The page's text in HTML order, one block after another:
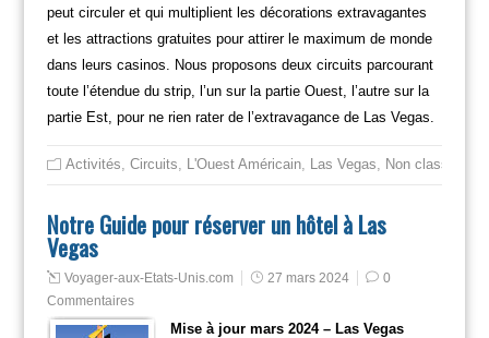
peut circuler et qui multiplient les décorations extravagantes
et les attractions gratuites pour attirer le maximum de monde
dans leurs casinos. Nous proposons deux circuits parcourant
toute l’étendue du strip, l’un sur la partie Ouest, l’autre sur la
partie Est, pour ne rien rater de l’extravagance de Las Vegas.
Activités Circuits L'Ouest Américain, Las Vegas Non classé
Notre Guide pour réserver un hôtel à Las
Vegas
Voyager-aux-Etats-Unis.com 27 mars 2024
0
Commentaires
Mise à jour mars 2024 – Las Vegas